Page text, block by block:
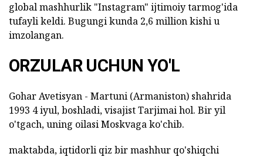
global mashhurlik "Instagram" ijtimoiy tarmog'ida
tufayli keldi. Bugungi kunda 2,6 million kishi u
imzolangan.
ORZULAR UCHUN YO'L
Gohar Avetisyan - Martuni (Armaniston) shahrida
1993 4 iyul, boshladi, visajist Tarjimai hol. Bir yil
o'tgach, uning oilasi Moskvaga ko'chib.
maktabda, iqtidorli qiz bir mashhur qo'shiqchi